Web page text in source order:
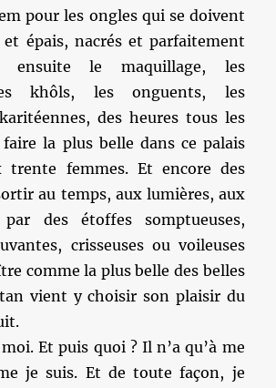
pour les ongles qui se doivent
et épais, nacrés et parfaitement
ensuite le maquillage, les
khôls, les onguents, les
des heures tous les
la plus belle dans ce palais
trente femmes. Et encore des
au temps, aux lumières, aux
des étoffes somptueuses,
crisseuses ou voileuses
comme la plus belle des belles
vient y choisir son plaisir du
Et puis quoi ? Il n’a qu’à me
je suis. Et de toute façon, je